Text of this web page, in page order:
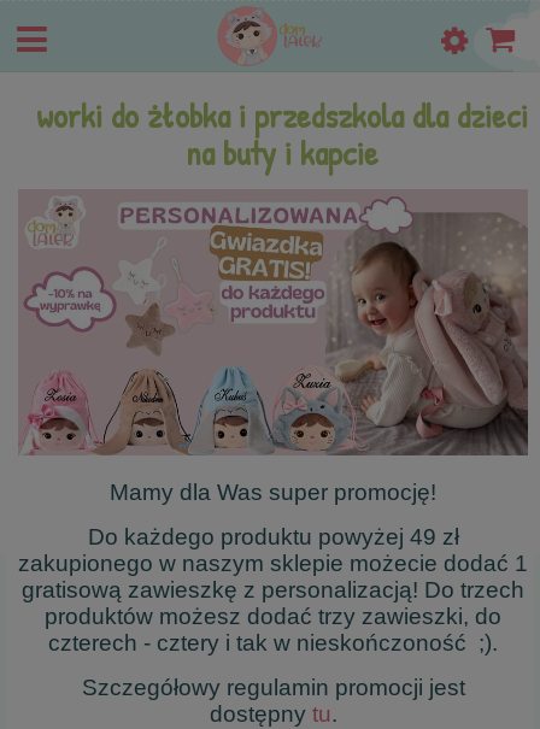
worki do żłobka i przedszkola dla dzieci
na buty i kapcie
Mamy dla Was super promocję!
Do każdego produktu powyżej 49 zł
zakupionego w naszym sklepie możecie dodać 1
gratisową zawieszkę z personalizacją! Do trzech
produktów możesz dodać trzy zawieszki, do
czterech - cztery i tak w nieskończoność ;).
Szczegółowy regulamin promocji jest
dostępny tu.